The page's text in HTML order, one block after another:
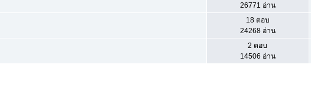
26771 อ่าน
18 ตอบ
24268 อ่าน
2 ตอบ
14506 อ่าน